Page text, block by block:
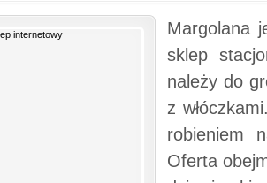
Margolana
sklep
należy do
z
robieniem
Oferta